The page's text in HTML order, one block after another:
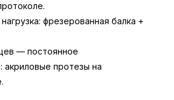
фрезерованная балка +
— постоянное
акриловые протезы на